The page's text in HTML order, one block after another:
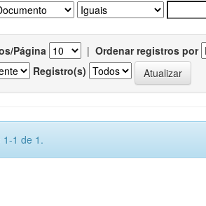
Página | Ordenar registros por
Registro(s)
1-1 de 1.